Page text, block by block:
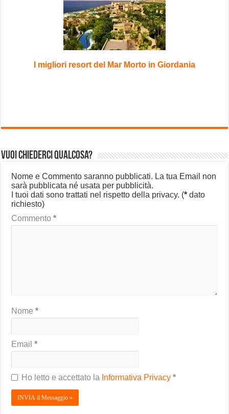
I migliori resort del Mar Morto in Giordania
Vuoi chiederci qualcosa?
Nome e Commento saranno pubblicati. La tua Email non
sarà pubblicata né usata per pubblicità.
I tuoi dati sono trattati nel rispetto della privacy. (* dato
richiesto)
Commento*
Nome*
Email*
Ho letto e accettato la Informativa Privacy*